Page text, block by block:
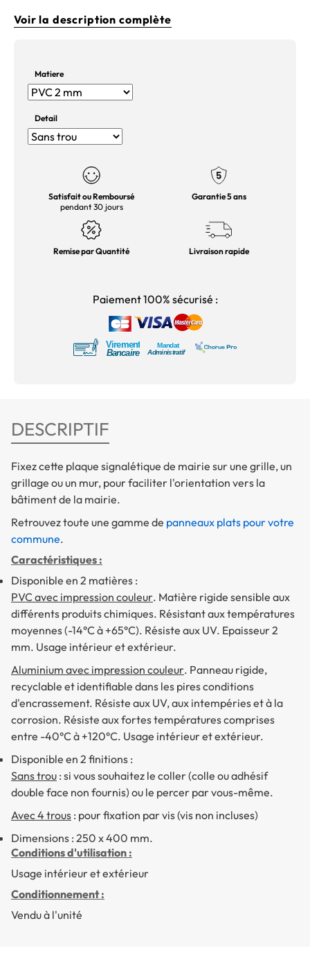
Voir la description complète
Matiere
Detail
Satisfait ou Remboursé
pendant 30 jours
Garantie 5 ans
Remise par Quantité Livraison rapide
Paiement 100% sécurisé :
DESCRIPTIF
Fixez cette plaque signalétique de mairie sur une grille, un
grillage ou un mur, pour faciliter l'orientation vers la
bâtiment de la mairie.
Retrouvez toute une gamme de panneaux plats pour votre
commune.
Caractéristiques :
Disponible en 2 matières :
PVC avec impression couleur. Matière rigide sensible aux
différents produits chimiques. Résistant aux températures
moyennes (-14°C à +65°C). Résiste aux UV. Epaisseur 2
mm. Usage intérieur et extérieur.
Aluminium avec impression couleur. Panneau rigide,
recyclable et identifiable dans les pires conditions
d'encrassement. Résiste aux UV, aux intempéries et à la
corrosion. Résiste aux fortes températures comprises
entre -40°C à +120°C. Usage intérieur et extérieur.
Disponible en 2 finitions :
Sans trou : si vous souhaitez le coller (colle ou adhésif
double face non fournis) ou le percer par vous-même.
Avec 4 trous : pour fixation par vis (vis non incluses)
Dimensions : 250 x 400 mm.
Conditions d'utilisation :
Usage intérieur et extérieur
Conditionnement :
Vendu à l'unité